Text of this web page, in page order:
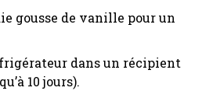
gousse de vanille pour un
dans un récipient
10 jours).